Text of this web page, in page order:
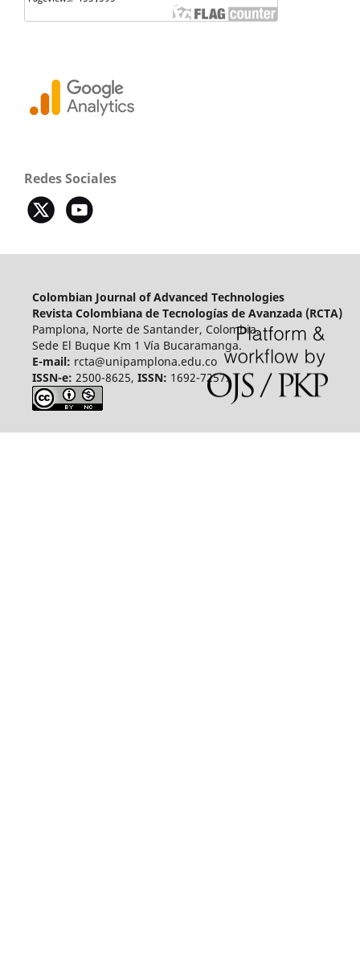
Redes Sociales
Colombian Journal of Advanced Technologies
Revista Colombiana de Tecnologías de Avanzada (RCTA)
Pamplona, Norte de Santander, Colombia.
Sede El Buque Km 1 Vía Bucaramanga.
E-mail: rcta@unipamplona.edu.co
ISSN-e: 2500-8625, ISSN: 1692-7257.